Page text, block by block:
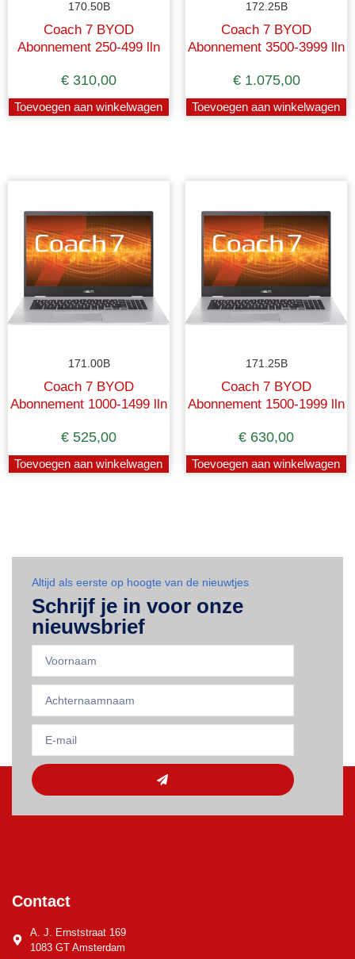
170.50B
Coach 7 BYOD
Abonnement 250-499 lln
€ 310,00
Toevoegen aan winkelwagen
172.25B
Coach 7 BYOD
Abonnement 3500-3999 lln
€1.075,00
Toevoegen aan winkelwagen
171.00B
Coach 7 BYOD
Abonnement 1000-1499 lln
€ 525,00
Toevoegen aan winkelwagen
171.25B
Coach 7 BYOD
Abonnement 1500-1999 lln
€ 630,00
Toevoegen aan winkelwagen
Altijd als eerste op hoogte van de nieuwtjes
Schrijf je in voor onze
nieuwsbrief
Contact
A. J. Ernststraat 169
1083 GT Amsterdam